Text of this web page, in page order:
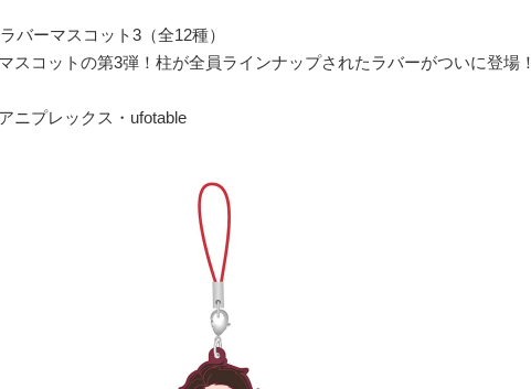
バーマスコット3（全12種）
スコットの第3弾！柱が全員ラインナップされたラバーがついに登場！
ニプレックス・ufotable